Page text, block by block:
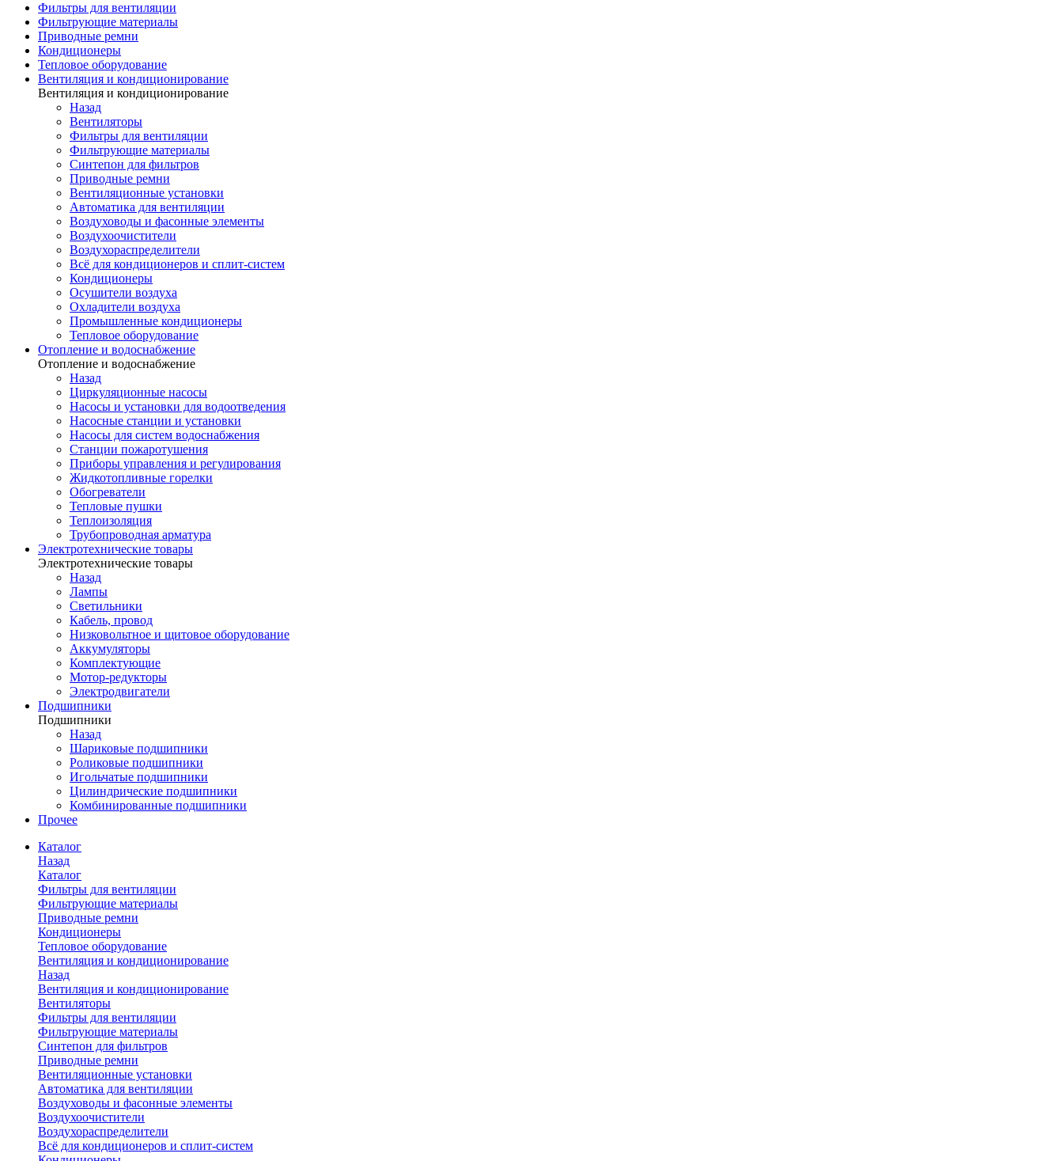
Фильтры для вентиляции
Фильтрующие материалы
Приводные ремни
Кондиционеры
Тепловое оборудование
Вентиляция и кондиционирование
Вентиляция и кондиционирование
Назад
Вентиляторы
Фильтры для вентиляции
Фильтрующие материалы
Синтепон для фильтров
Приводные ремни
Вентиляционные установки
Автоматика для вентиляции
Воздуховоды и фасонные элементы
Воздухоочистители
Воздухораспределители
Всё для кондиционеров и сплит-систем
Кондиционеры
Осушители воздуха
Охладители воздуха
Промышленные кондиционеры
Тепловое оборудование
Отопление и водоснабжение
Отопление и водоснабжение
Назад
Циркуляционные насосы
Насосы и установки для водоотведения
Насосные станции и установки
Насосы для систем водоснабжения
Станции пожаротушения
Приборы управления и регулирования
Жидкотопливные горелки
Обогреватели
Тепловые пушки
Теплоизоляция
Трубопроводная арматура
Электротехнические товары
Электротехнические товары
Назад
Лампы
Светильники
Кабель, провод
Низковольтное и щитовое оборудование
Аккумуляторы
Комплектующие
Мотор-редукторы
Электродвигатели
Подшипники
Подшипники
Назад
Шариковые подшипники
Роликовые подшипники
Игольчатые подшипники
Цилиндрические подшипники
Комбинированные подшипники
Прочее
Каталог
Назад
Каталог
Фильтры для вентиляции
Фильтрующие материалы
Приводные ремни
Кондиционеры
Тепловое оборудование
Вентиляция и кондиционирование
Назад
Вентиляция и кондиционирование
Вентиляторы
Фильтры для вентиляции
Фильтрующие материалы
Синтепон для фильтров
Приводные ремни
Вентиляционные установки
Автоматика для вентиляции
Воздуховоды и фасонные элементы
Воздухоочистители
Воздухораспределители
Всё для кондиционеров и сплит-систем